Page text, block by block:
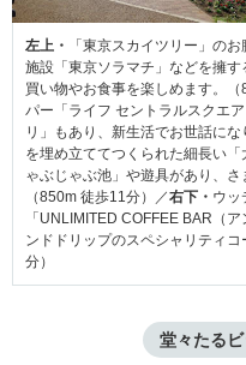
左上・
「東京スカイツリー」の
施設「東京ソラマチ」などを擁
買い物やお食事を楽しめます。
パー「ライフ セントラルスクエ
リ」もあり、新生活でお世話に
を埋め立ててつくられた細長い
ゃぶじゃぶ池」や遊具があり、さ
（850m 徒歩11分）／右下・ ウッ
「UNLIMITED COFFEE BAR（
ンドドリップのスペシャリティ
分）
堂々たる